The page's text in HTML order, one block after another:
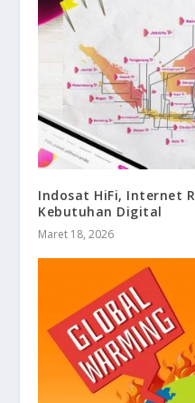
Indosat HiFi, Internet
Kebutuhan Digital
Maret 18, 2026